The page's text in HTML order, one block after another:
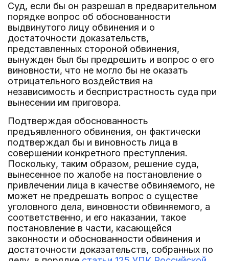
Суд, если бы он разрешал в предварительном
порядке вопрос об обоснованности
выдвинутого лицу обвинения и о
достаточности доказательств,
представленных стороной обвинения,
вынужден был бы предрешить и вопрос о его
виновности, что не могло бы не оказать
отрицательного воздействия на
независимость и беспристрастность суда при
вынесении им приговора.
Подтверждая обоснованность
предъявленного обвинения, он фактически
подтверждал бы и виновность лица в
совершении конкретного преступления.
Поскольку, таким образом, решение суда,
вынесенное по жалобе на постановление о
привлечении лица в качестве обвиняемого, не
может не предрешать вопрос о существе
уголовного дела, виновности обвиняемого, а
соответственно, и его наказании, такое
постановление в части, касающейся
законности и обоснованности обвинения и
достаточности доказательств, собранных по